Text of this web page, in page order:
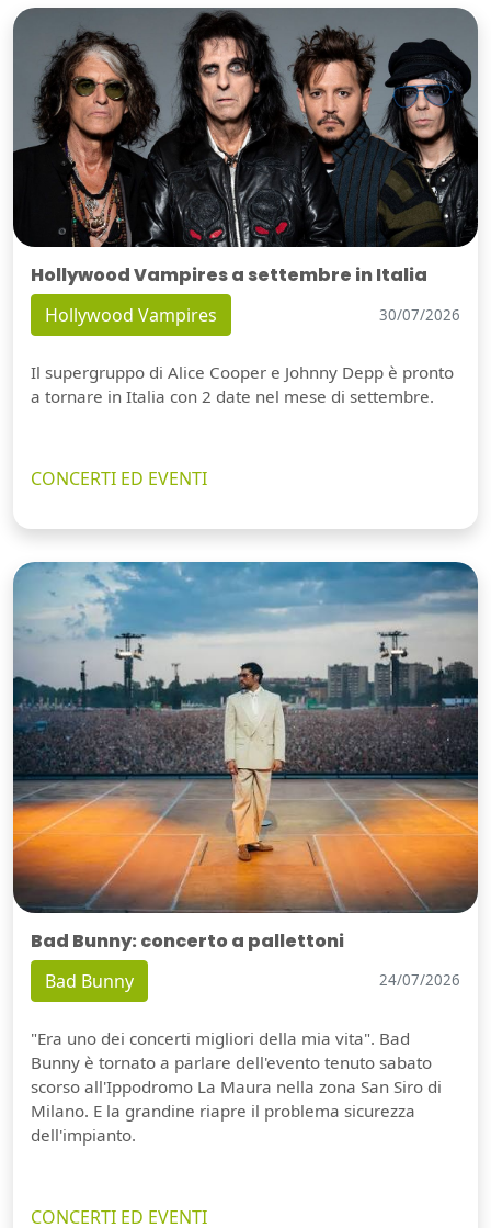
Hollywood Vampires a settembre in Italia
Hollywood Vampires 30/07/2026
Il supergruppo di Alice Cooper e Johnny Depp è pronto
a tornare in Italia con 2 date nel mese di settembre.
CONCERTI ED EVENTI
Bad Bunny: concerto a pallettoni
Bad Bunny 24/07/2026
"Era uno dei concerti migliori della mia vita". Bad
Bunny è tornato a parlare dell'evento tenuto sabato
scorso all'Ippodromo La Maura nella zona San Siro di
Milano. E la grandine riapre il problema sicurezza
dell'impianto.
CONCERTI ED EVENTI